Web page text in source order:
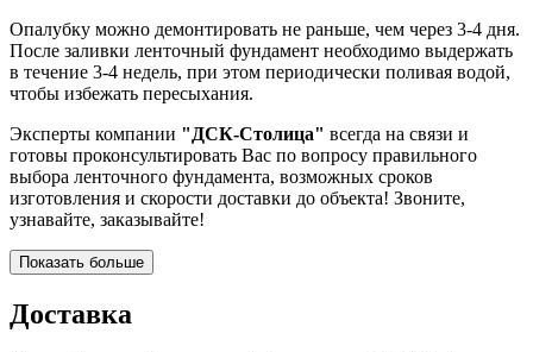
Опалубку можно демонтировать не раньше, чем через 3-4 дня.
После заливки ленточный фундамент необходимо выдержать
в течение 3-4 недель, при этом периодически поливая водой,
чтобы избежать пересыхания.
Эксперты компании "ДСК-Столица" всегда на связи и
готовы проконсультировать Вас по вопросу правильного
выбора ленточного фундамента, возможных сроков
изготовления и скорости доставки до объекта! Звоните,
узнавайте, заказывайте!
Показать больше
Доставка